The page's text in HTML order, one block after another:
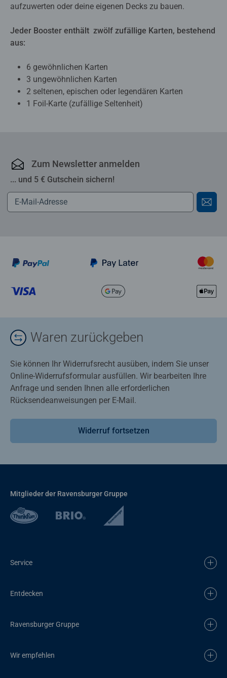
aufzuwerten oder deine eigenen Decks zu bauen.
Jeder Booster enthält zwölf zufällige Karten, bestehend
aus:
6 gewöhnlichen Karten
3 ungewöhnlichen Karten
2 seltenen, epischen oder legendären Karten
1 Foil-Karte (zufällige Seltenheit)
Zum Newsletter anmelden
... und 5 € Gutschein sichern!
Waren zurückgeben
Sie können Ihr Widerrufsrecht ausüben, indem Sie unser
Online-Widerrufsformular ausfüllen. Wir bearbeiten Ihre
Anfrage und senden Ihnen alle erforderlichen
Rücksendeanweisungen per E-Mail.
Widerruf fortsetzen
Mitglieder der Ravensburger Gruppe
Service
Entdecken
Ravensburger Gruppe
Wir empfehlen